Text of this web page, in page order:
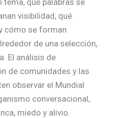
visibilidad, qué
cómo se forman
de una selección,
El análisis de
de comunidades y las
observar el Mundial
conversacional,
miedo y alivio.